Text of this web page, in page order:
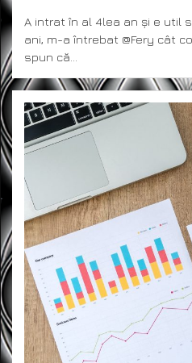
A intrat în al 4lea an și e util
ani, m-a întrebat @Fery cât
spun că…